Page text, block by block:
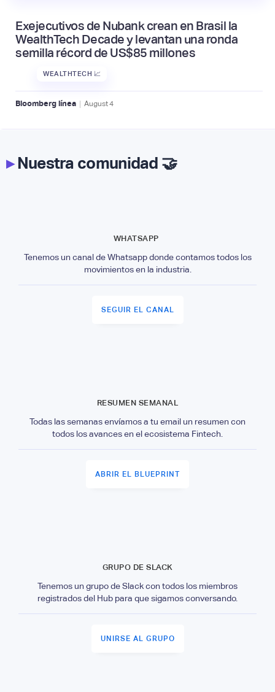
Exejecutivos de Nubank crean en Brasil la
WealthTech Decade y levantan una ronda
semilla récord de US$85 millones
WEALTHTECH 📈
Bloomberg línea | August4
▸Nuestra comunidad 🤝
WHATSAPP
Tenemos un canal de Whatsapp donde contamos todos los
movimientos en la industria.
SEGUIR EL CANAL
RESUMEN SEMANAL
Todas las semanas envíamos a tu email un resumen con
todos los avances en el ecosistema Fintech.
ABRIR EL BLUEPRINT
GRUPO DE SLACK
Tenemos un grupo de Slack con todos los miembros
registrados del Hub para que sigamos conversando.
UNIRSE AL GRUPO